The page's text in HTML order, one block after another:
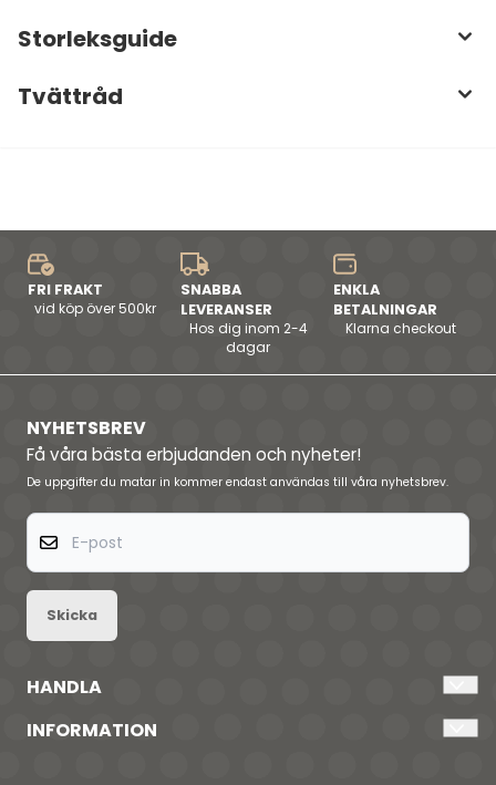
Storleksguide
Tvättråd
FRI FRAKT
vid köp över 500kr
SNABBA
LEVERANSER
Hos dig inom 2-4
dagar
ENKLA
BETALNINGAR
Klarna checkout
NYHETSBREV
Få våra bästa erbjudanden och nyheter!
De uppgifter du matar in kommer endast användas till våra nyhetsbrev.
E-post
Skicka
HANDLA
Kontakta oss
INFORMATION